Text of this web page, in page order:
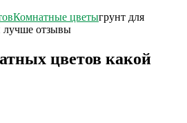
Комнатные цветыгрунт для
лучше отзывы
цветов какой